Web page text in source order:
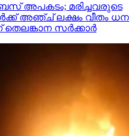
ബസ് അപകടം; മരിച്ചവരുടെ
അഞ്ച് ലക്ഷം വീതം
സര്‍ക്കാര്‍